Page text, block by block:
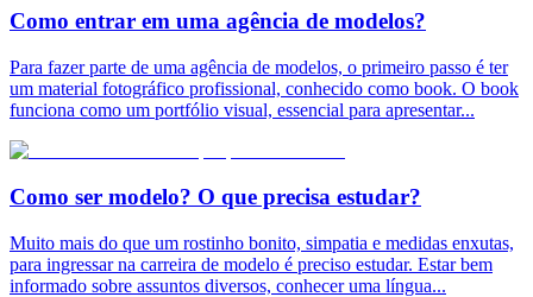
Como entrar em uma agência de modelos?
Para fazer parte de uma agência de modelos, o primeiro passo é ter
um material fotográfico profissional, conhecido como book. O book
funciona como um portfólio visual, essencial para apresentar...
Como ser modelo? O que precisa estudar?
Muito mais do que um rostinho bonito, simpatia e medidas enxutas,
para ingressar na carreira de modelo é preciso estudar. Estar bem
informado sobre assuntos diversos, conhecer uma língua...